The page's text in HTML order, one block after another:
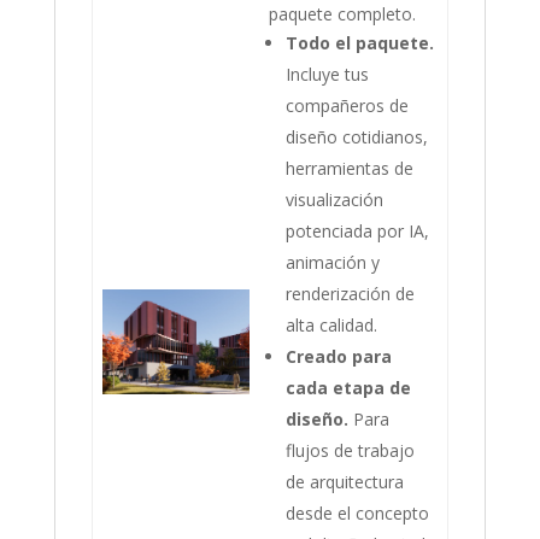
paquete completo.
Todo el paquete.
Incluye tus
compañeros de
diseño cotidianos,
herramientas de
visualización
potenciada por IA,
animación y
renderización de
alta calidad.
Creado para
cada etapa de
diseño. Para
flujos de trabajo
de arquitectura
desde el concepto